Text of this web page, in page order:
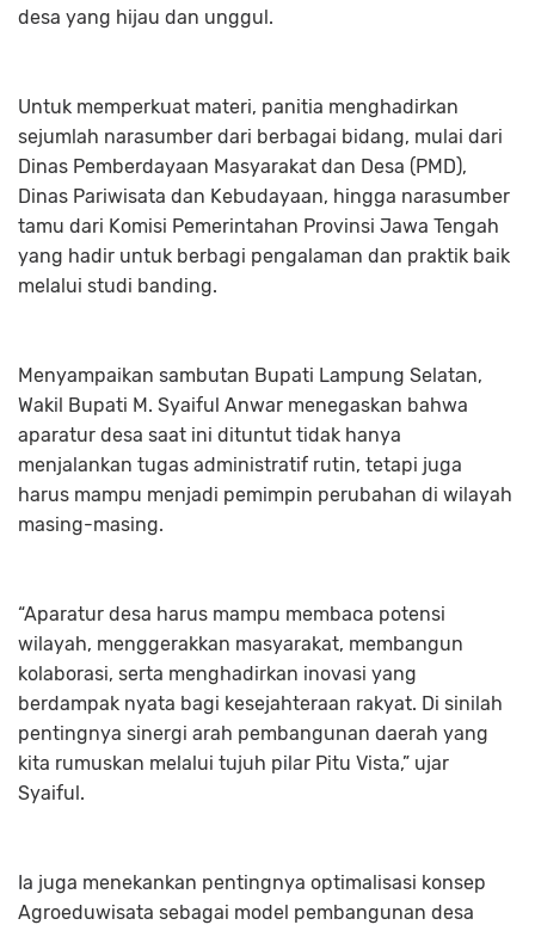
desa yang hijau dan unggul.
Untuk memperkuat materi, panitia menghadirkan
sejumlah narasumber dari berbagai bidang, mulai dari
Dinas Pemberdayaan Masyarakat dan Desa (PMD),
Dinas Pariwisata dan Kebudayaan, hingga narasumber
tamu dari Komisi Pemerintahan Provinsi Jawa Tengah
yang hadir untuk berbagi pengalaman dan praktik baik
melalui studi banding.
Menyampaikan sambutan Bupati Lampung Selatan,
Wakil Bupati M. Syaiful Anwar menegaskan bahwa
aparatur desa saat ini dituntut tidak hanya
menjalankan tugas administratif rutin, tetapi juga
harus mampu menjadi pemimpin perubahan di wilayah
masing-masing.
“Aparatur desa harus mampu membaca potensi
wilayah, menggerakkan masyarakat, membangun
kolaborasi, serta menghadirkan inovasi yang
berdampak nyata bagi kesejahteraan rakyat. Di sinilah
pentingnya sinergi arah pembangunan daerah yang
kita rumuskan melalui tujuh pilar Pitu Vista,” ujar
Syaiful.
Ia juga menekankan pentingnya optimalisasi konsep
Agroeduwisata sebagai model pembangunan desa